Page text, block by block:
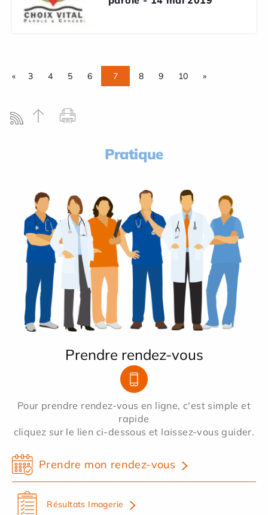
« 3 4 5 6 7 8 9 10 »
Pratique
Prendre rendez-vous
Pour prendre rendez-vous en ligne, c'est simple et
rapide
cliquez sur le lien ci-dessous et laissez-vous guider.
Prendre mon rendez-vous
Résultats Imagerie